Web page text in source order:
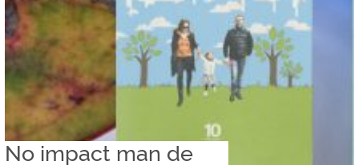
No impact man de